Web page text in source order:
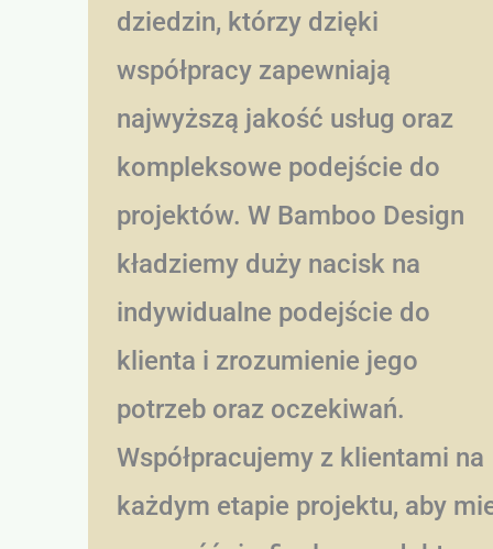
dziedzin, którzy dzięki
współpracy zapewniają
najwyższą jakość usług oraz
kompleksowe podejście do
projektów. W Bamboo Design
kładziemy duży nacisk na
indywidualne podejście do
klienta i zrozumienie jego
potrzeb oraz oczekiwań.
Współpracujemy z klientami na
każdym etapie projektu, aby